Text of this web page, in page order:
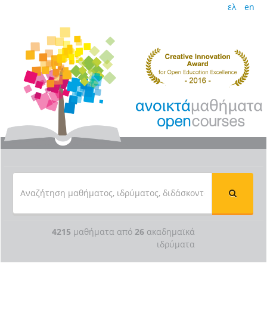
ελ en
4215 μαθήματα από 26 ακαδημαϊκά
ιδρύματα